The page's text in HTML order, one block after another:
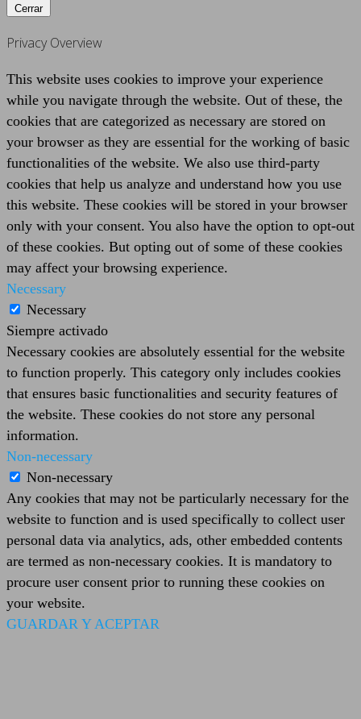
Cerrar
Privacy Overview
This website uses cookies to improve your experience
while you navigate through the website. Out of these, the
cookies that are categorized as necessary are stored on
your browser as they are essential for the working of basic
functionalities of the website. We also use third-party
cookies that help us analyze and understand how you use
this website. These cookies will be stored in your browser
only with your consent. You also have the option to opt-out
of these cookies. But opting out of some of these cookies
may affect your browsing experience.
Necessary
Necessary
Siempre activado
Necessary cookies are absolutely essential for the website
to function properly. This category only includes cookies
that ensures basic functionalities and security features of
the website. These cookies do not store any personal
information.
Non-necessary
Non-necessary
Any cookies that may not be particularly necessary for the
website to function and is used specifically to collect user
personal data via analytics, ads, other embedded contents
are termed as non-necessary cookies. It is mandatory to
procure user consent prior to running these cookies on
your website.
GUARDAR Y ACEPTAR